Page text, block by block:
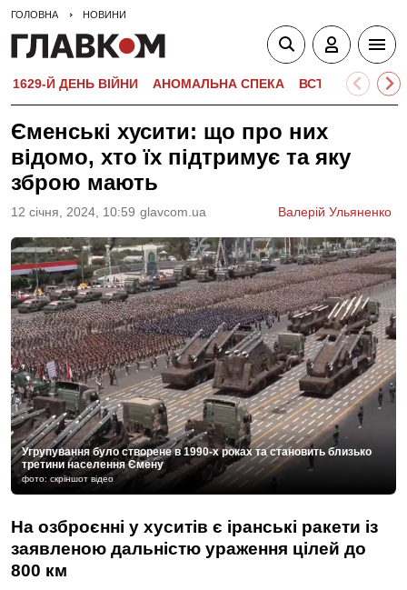
ГОЛОВНА НОВИНИ
1629-Й ДЕНЬ ВІЙНИ АНОМАЛЬНА СПЕКА ВСТУПНА
Єменські хусити: що про них
відомо, хто їх підтримує та яку
зброю мають
12 сiчня, 2024, 10:59 glavcom.ua Валерій Ульяненко
Угрупування було створене в 1990-х роках та становить близько
третини населення Ємену
фото: скріншот відео
На озброєнні у хуситів є іранські ракети із
заявленою дальністю ураження цілей до
800 км